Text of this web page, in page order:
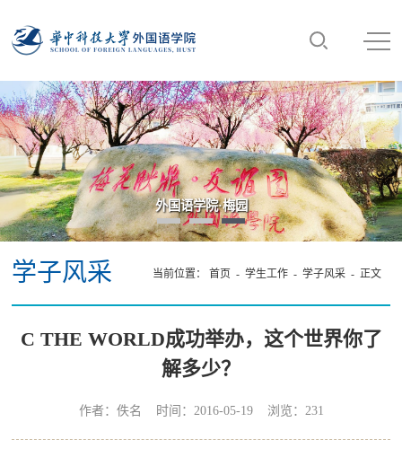
外国语学院·梅园 “数智·
学子风采 当前位置： 首页 - 学生工作- 学子风采- 正文
C THE WORLD成功举办，这个世界你了
解多少？
作者：佚名 时间：2016-05-19 浏览： 231